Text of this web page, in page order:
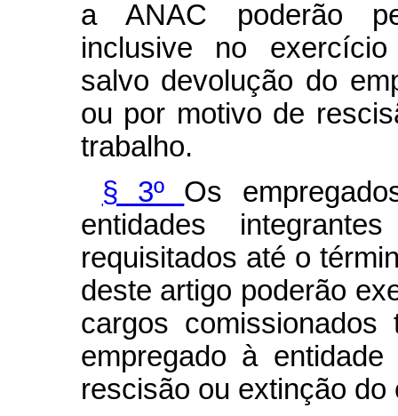
a ANAC poderão
inclusive no
salvo devolução do
ou por motivo de
trabalho.
§ 3º Os
entidades
requisitados até o
deste artigo poderão
cargos
empregado à
rescisão ou extinção